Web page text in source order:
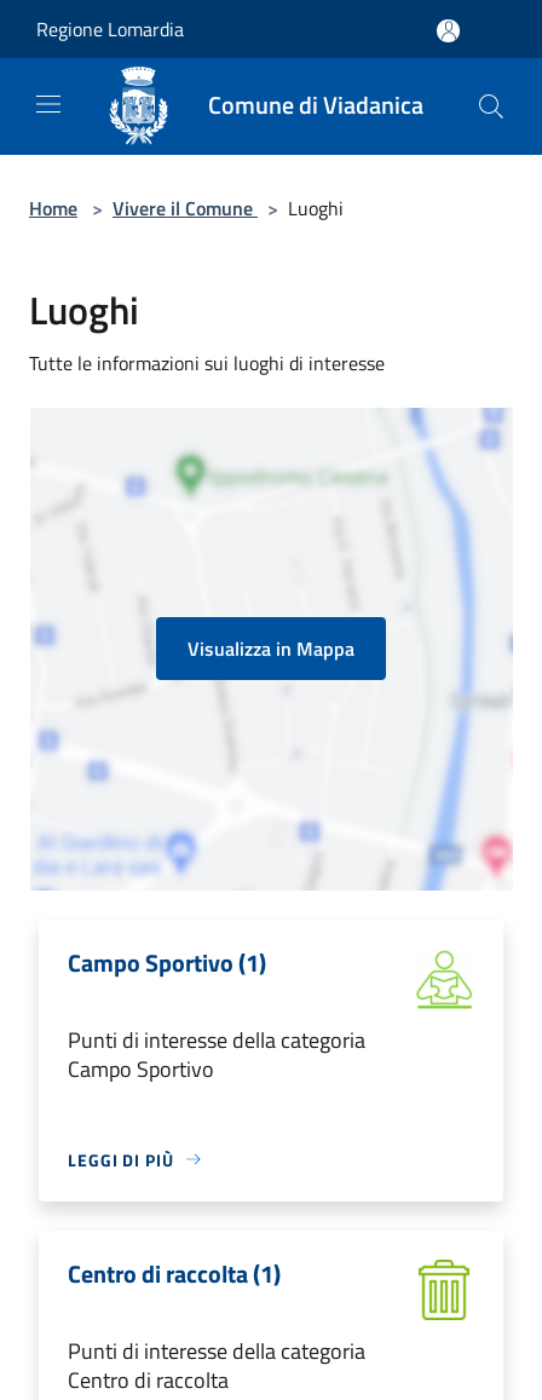
Regione Lomardia
Comune di Viadanica
Home > Vivere il Comune > Luoghi
Luoghi
Tutte le informazioni sui luoghi di interesse
Visualizza in Mappa
Campo Sportivo (1)
Punti di interesse della categoria
Campo Sportivo
LEGGI DI PIÙ
Centro di raccolta (1)
Punti di interesse della categoria
Centro di raccolta